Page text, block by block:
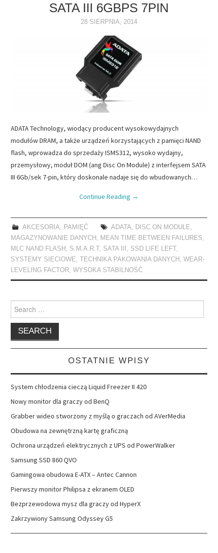
SATA III 6GBPS 7PIN
28 SIERPNIA, 2014
ADATA Technology, wiodący producent wysokowydajnych
modułów DRAM, a także urządzeń korzystających z pamięci NAND
flash, wprowadza do sprzedaży ISMS312, wysoko wydajny,
przemysłowy, moduł DOM (ang Disc On Module) z interfejsem SATA
III 6Gb/sek 7-pin, który doskonale nadaje się do wbudowanych…
Continue Reading →
AKCESORIA, PAMIĘĆ ADATA, DISC ON MODULE,
MAGAZYNOWANIE DANYCH , MEAN TIME BETWEEN FAILURES,
MLC NAND FLASH , S.M.A.R.T , SATA III , SSD LIFE LEFT ,
SYSTEMY SIECIOWE, TECHNIKA PAKOWANIA DANYCH ,WEAR-
LEVELING FACTOR,WYSOKA STABILNOŚĆ
Search
for:
OSTATNIE WPISY
System chłodzenia cieczą Liquid Freezer II 420
Nowy monitor dla graczy od BenQ
Grabber wideo stworzony z myślą o graczach od AVerMedia
Obudowa na zewnętrzną kartę graficzną
Ochrona urządzeń elektrycznych z UPS od PowerWalker
Samsung SSD 860 QVO
Gamingowa obudowa E-ATX – Antec Cannon
Pierwszy monitor Philipsa z ekranem OLED
Bezprzewodowa mysz dla graczy od HyperX
Zakrzywiony Samsung Odyssey G5